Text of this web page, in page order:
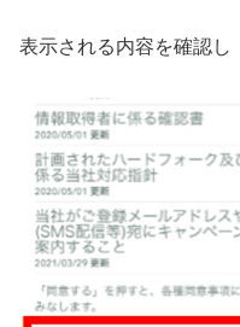
表示される内容を確認し